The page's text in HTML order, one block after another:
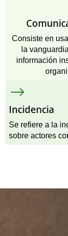
Consiste en
la
información
$
Incidencia
Se refiere a la
sobre actores